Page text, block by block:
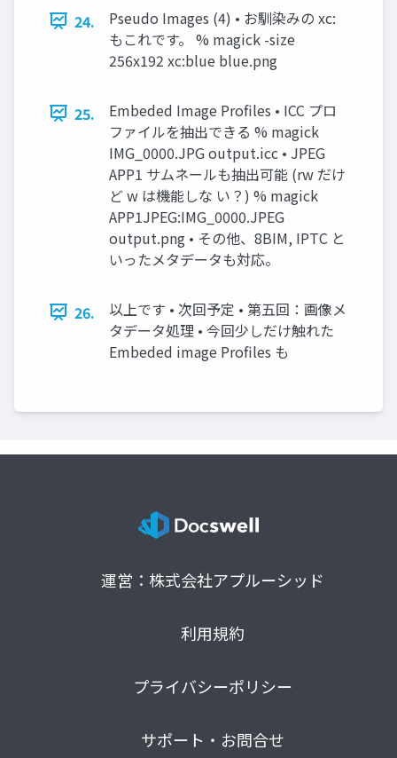
24.
Pseudo Images (4) • お馴染みの xc:
もこれです。 % magick -size
256x192 xc:blue blue.png
25.
Embeded Image Profiles • ICC プロ
ファイルを抽出できる % magick
IMG_0000.JPG output.icc • JPEG
APP1 サムネールも抽出可能 (rw だけ
ど w は機能しな い？) % magick
APP1JPEG:IMG_0000.JPEG
output.png • その他、8BIM, IPTC と
いったメタデータも対応。
26.
以上です • 次回予定 • 第五回：画像メ
タデータ処理 • 今回少しだけ触れた
Embeded image Profiles も
運営：株式会社アプルーシッド
利用規約
プライバシーポリシー
サポート・お問合せ